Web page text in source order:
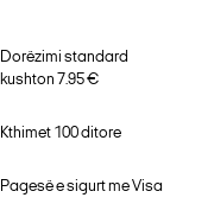
Dorëzimi standard
kushton 7.95 €
Kthimet 100 ditore
Pagesë e sigurt me Visa